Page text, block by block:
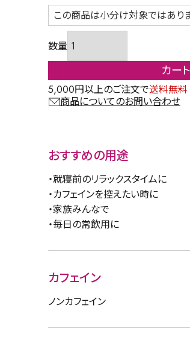
(必
須)
カー
5,000円以上のご注文で送料無料
商品についてのお問い合わせ
おすすめの用途
・就寝前のリラックスタイムに
・カフェインを控えたい時に
・家族みんなで
・毎日の常飲用に
カフェイン
ノンカフェイン